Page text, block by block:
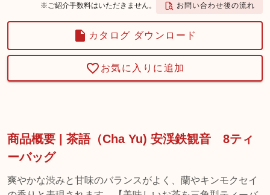
※ご紹介手数料はいただきません。 お問い合わせ後の流れ
カタログ ダウンロード
お気に入りに追加
商品概要 | 茶語（Cha Yu) 安渓鉄観音 8ティ
ーバッグ
爽やかな渋みと甘味のバランスがよく、蘭やキンモクセイ